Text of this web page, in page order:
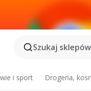
Szukaj
i sport Drogeria,